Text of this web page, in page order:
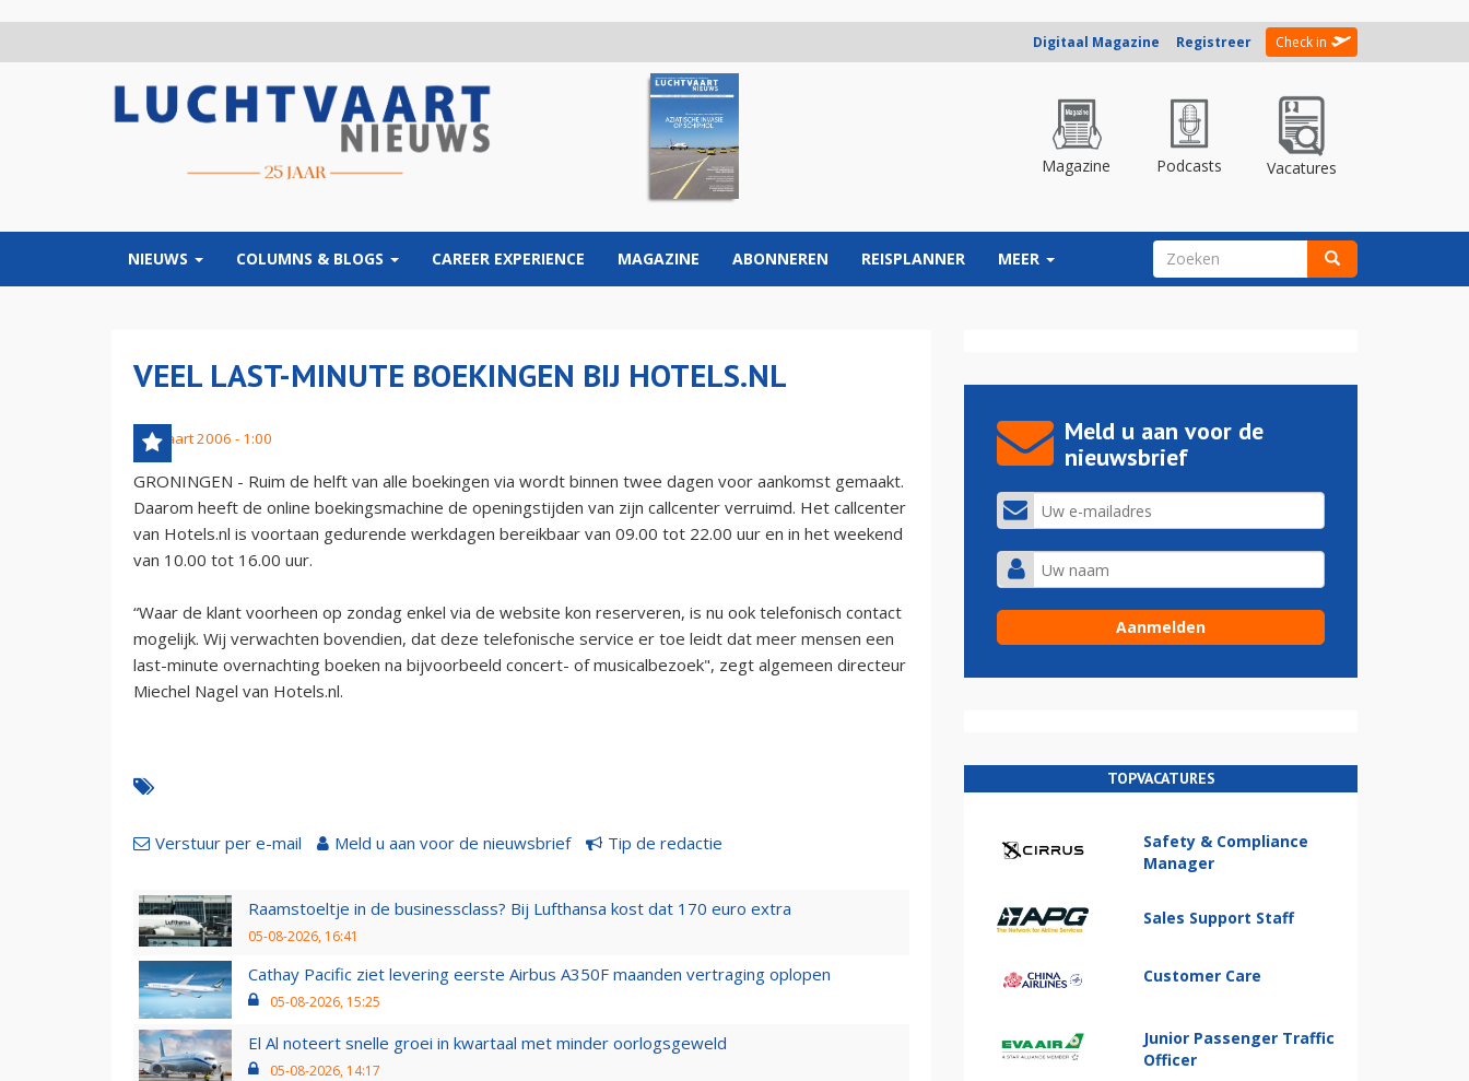
Digitaal Magazine Registreer Check in
Magazine Podcasts Vacatures
NIEUWS COLUMNS & BLOGS CAREER EXPERIENCE MAGAZINE ABONNEREN REISPLANNER MEER ZOEKVELD
VEEL LAST-MINUTE BOEKINGEN BIJ HOTELS.NL
13 maart 2006 - 1:00
GRONINGEN - Ruim de helft van alle boekingen via wordt binnen twee dagen voor aankomst gemaakt.
Daarom heeft de online boekingsmachine de openingstijden van zijn callcenter verruimd. Het callcenter
van Hotels.nl is voortaan gedurende werkdagen bereikbaar van 09.00 tot 22.00 uur en in het weekend
van 10.00 tot 16.00 uur.
“Waar de klant voorheen op zondag enkel via de website kon reserveren, is nu ook telefonisch contact
mogelijk. Wij verwachten bovendien, dat deze telefonische service er toe leidt dat meer mensen een
last-minute overnachting boeken na bijvoorbeeld concert- of musicalbezoek", zegt algemeen directeur
Miechel Nagel van Hotels.nl.
Verstuur per e-mail Meld u aan voor de nieuwsbrief Tip de redactie
Raamstoeltje in de businessclass? Bij Lufthansa kost dat 170 euro extra
05-08-2026, 16:41
Cathay Pacific ziet levering eerste Airbus A350F maanden vertraging oplopen
05-08-2026, 15:25
El Al noteert snelle groei in kwartaal met minder oorlogsgeweld
05-08-2026, 14:17
Meld u aan voor de
nieuwsbrief
TOPVACATURES
Safety & Compliance
Manager
Sales Support Staff
Customer Care
Junior Passenger Traffic
Officer